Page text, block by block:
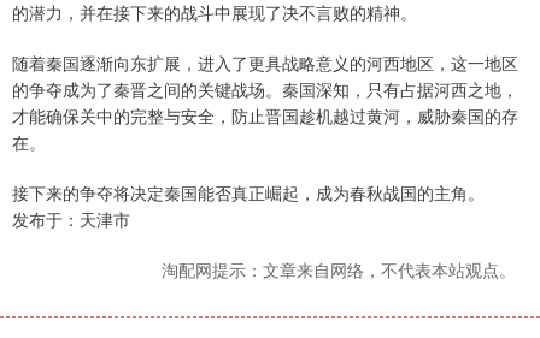
的潜力，并在接下来的战斗中展现了决不言败的精神。
随着秦国逐渐向东扩展，进入了更具战略意义的河西地区，这一地区
的争夺成为了秦晋之间的关键战场。秦国深知，只有占据河西之地，
才能确保关中的完整与安全，防止晋国趁机越过黄河，威胁秦国的存
在。
接下来的争夺将决定秦国能否真正崛起，成为春秋战国的主角。
发布于：天津市
淘配网提示：文章来自网络，不代表本站观点。